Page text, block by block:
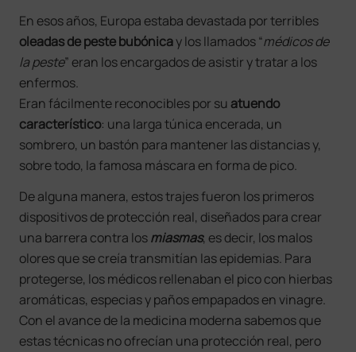
En esos años, Europa estaba devastada por terribles
oleadas de peste bubónicay los llamados “médicos de
la peste” eran los encargados de asistir y tratar a los
enfermos.
Eran fácilmente reconocibles por su atuendo
característico: una larga túnica encerada, un
sombrero, un bastón para mantener las distancias y,
sobre todo, la famosa máscara en forma de pico.
De alguna manera, estos trajes fueron los primeros
dispositivos de protección real, diseñados para crear
una barrera contra losmiasmas, es decir, los malos
olores que se creía transmitían las epidemias. Para
protegerse, los médicos rellenaban el pico con hierbas
aromáticas, especias y paños empapados en vinagre.
Con el avance de la medicina moderna sabemos que
estas técnicas no ofrecían una protección real, pero